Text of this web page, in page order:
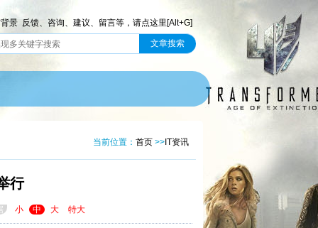
景 反馈、咨询、建议、留言等，请点这里[Alt+G]
当前位置： 首页 >> IT资讯
行
小 中 大 特大